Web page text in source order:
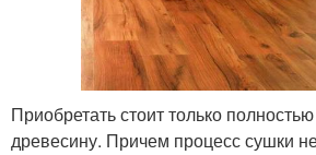
Приобретать стоит только
древесину. Причем процесс сушки